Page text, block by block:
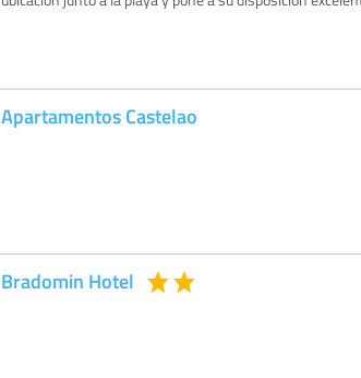
Apartamentos Castelao
Bradomin Hotel